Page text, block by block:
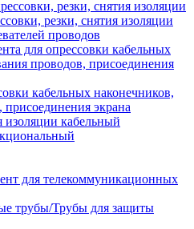
резки, снятия изоляции
проводов
для опрессовки кабельных
проводов, присоединения
кабельных наконечников,
экрана
изоляции кабельный
для телекоммуникационных